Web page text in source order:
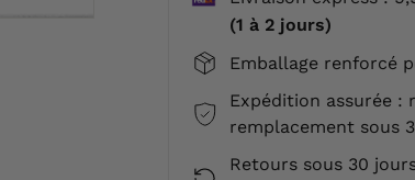
(1 à 2 jours)
Emballage renforcé
Expédition assurée :
remplacement sous
Retours sous 30